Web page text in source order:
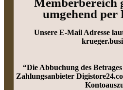
Memberbereich
umgehend per
Unsere E-Mail Adresse
“Die Abbuchung des
Zahlungsanbieter